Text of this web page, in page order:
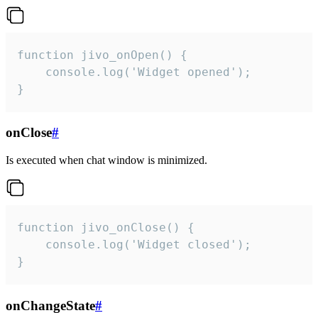
function jivo_onOpen() {
    console.log('Widget opened');
}
onClose#
Is executed when chat window is minimized.
function jivo_onClose() {
    console.log('Widget closed');
}
onChangeState#